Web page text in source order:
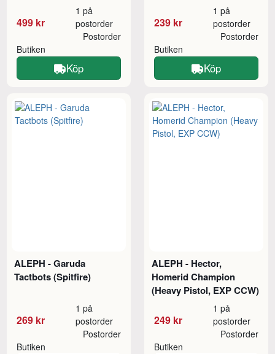
499 kr
1 på
postorder
Butiken
Postorder
Köp
239 kr
1 på
postorder
Butiken
Postorder
Köp
ALEPH - Garuda
Tactbots (Spitfire)
269 kr
1 på
postorder
Butiken
Postorder
ALEPH - Hector,
Homerid Champion
(Heavy Pistol, EXP CCW)
249 kr
1 på
postorder
Butiken
Postorder